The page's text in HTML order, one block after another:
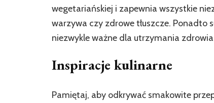
wegetariańskiej i zapewnia wszystkie
warzywa czy zdrowe tłuszcze. Ponadto
niezwykle ważne dla utrzymania
Inspiracje kulinarne
Pamiętaj, aby odkrywać smakowite